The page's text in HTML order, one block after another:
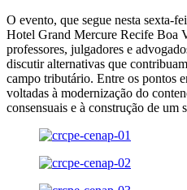
O evento, que segue nesta sexta-
Hotel Grand Mercure Recife Boa
professores, julgadores e
discutir alternativas que
campo tributário. Entre os pontos
voltadas à modernização do
consensuais e à construção de um